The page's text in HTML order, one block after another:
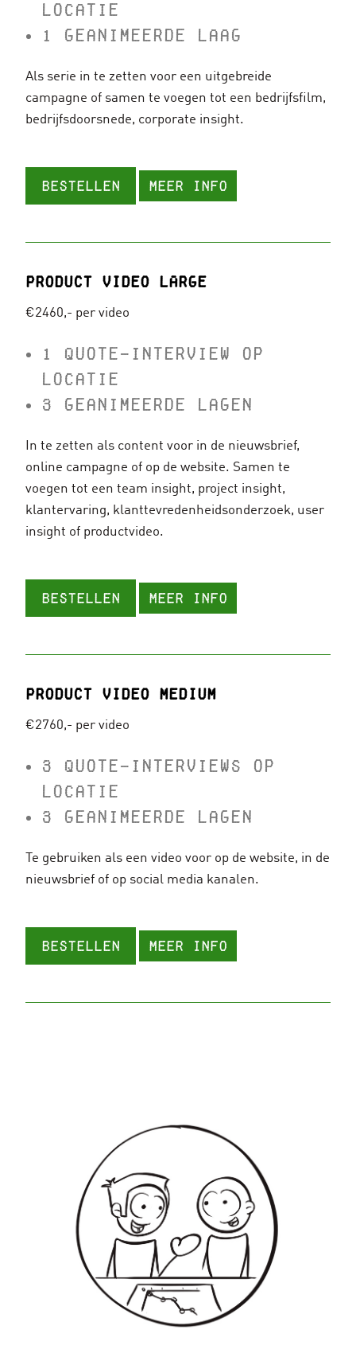
LOCATIE
1 GEANIMEERDE LAAG
Als serie in te zetten voor een uitgebreide
campagne of samen te voegen tot een bedrijfsfilm,
bedrijfsdoorsnede, corporate insight.
Bestellen Meer info
Product video LARGE
€2460,- per video
1 QUOTE-INTERVIEW OP
LOCATIE
3 GEANIMEERDE LAGEN
In te zetten als content voor in de nieuwsbrief,
online campagne of op de website. Samen te
voegen tot een team insight, project insight,
klantervaring, klanttevredenheidsonderzoek, user
insight of productvideo.
Bestellen Meer info
Product video MEDIUM
€2760,- per video
3 QUOTE-INTERVIEWS OP
LOCATIE
3 GEANIMEERDE LAGEN
Te gebruiken als een video voor op de website, in de
nieuwsbrief of op social media kanalen.
Bestellen Meer info